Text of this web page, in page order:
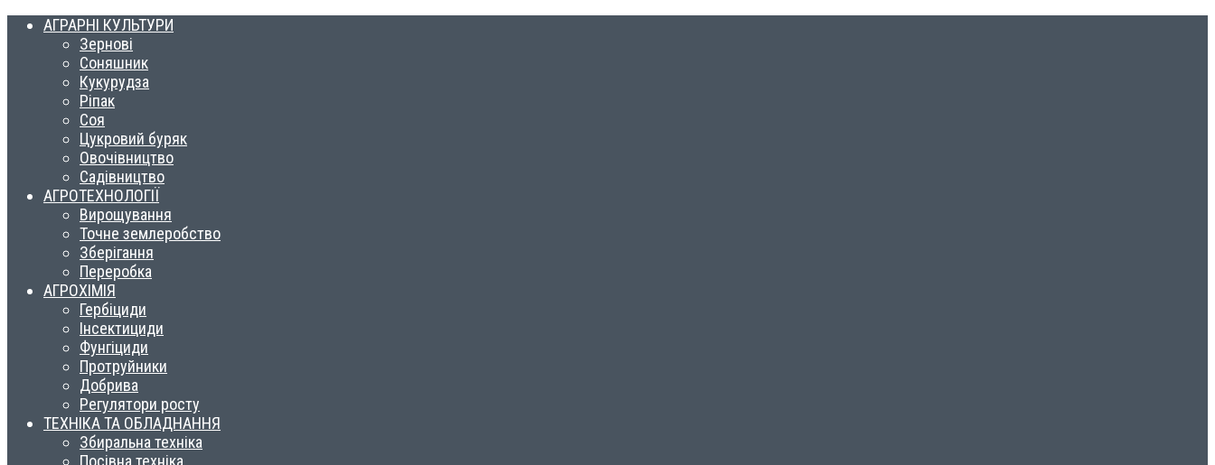
АГРАРНІ КУЛЬТУРИ
Зернові
Соняшник
Кукурудза
Ріпак
Соя
Цукровий буряк
Овочівництво
Садівництво
АГРОТЕХНОЛОГІЇ
Вирощування
Точне землеробство
Зберігання
Переробка
АГРОХІМІЯ
Гербіциди
Інсектициди
Фунгіциди
Протруйники
Добрива
Регулятори росту
ТЕХНІКА ТА ОБЛАДНАННЯ
Збиральна техніка
Посівна техніка